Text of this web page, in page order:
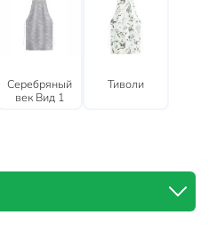
Серебряный
век Вид 1
Тиволи